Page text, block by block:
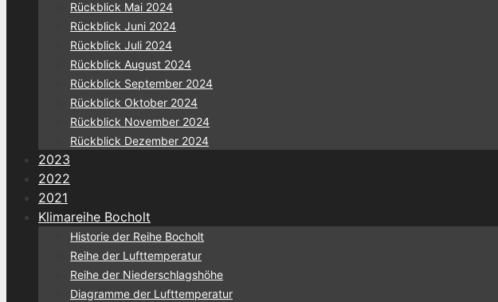
Rückblick Mai 2024
Rückblick Juni 2024
Rückblick Juli 2024
Rückblick August 2024
Rückblick September 2024
Rückblick Oktober 2024
Rückblick November 2024
Rückblick Dezember 2024
2023
2022
2021
Klimareihe Bocholt
Historie der Reihe Bocholt
Reihe der Lufttemperatur
Reihe der Niederschlagshöhe
Diagramme der Lufttemperatur